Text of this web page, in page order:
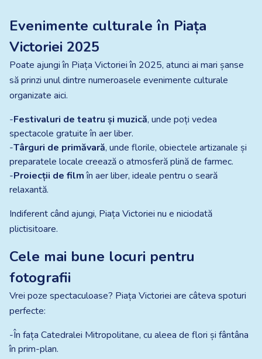
Evenimente culturale în Piața
Victoriei 2025
Poate ajungi în Piața Victoriei în 2025, atunci ai mari șanse
să prinzi unul dintre numeroasele evenimente culturale
organizate aici.
-Festivaluri de teatru și muzică, unde poți vedea
spectacole gratuite în aer liber.
-Târguri de primăvară, unde florile, obiectele artizanale și
preparatele locale creează o atmosferă plină de farmec.
-Proiecții de filmîn aer liber, ideale pentru o seară
relaxantă.
Indiferent când ajungi, Piața Victoriei nu e niciodată
plictisitoare.
Cele mai bune locuri pentru
fotografii
Vrei poze spectaculoase? Piața Victoriei are câteva spoturi
perfecte:
-În fața Catedralei Mitropolitane, cu aleea de flori și fântâna
în prim-plan.